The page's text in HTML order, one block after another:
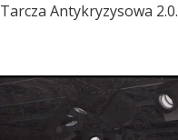
Tarcza Antykryzysowa 2.0.